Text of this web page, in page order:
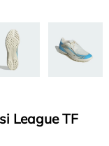
League TF